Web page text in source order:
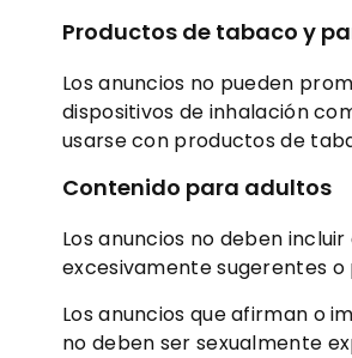
Productos de tabaco y
Los anuncios no pueden
dispositivos de inhalación
usarse con productos de
Contenido para adultos
Los anuncios no deben
excesivamente sugerentes
Los anuncios que afirman o
no deben ser sexualmente